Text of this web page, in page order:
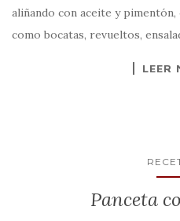
aliñando con aceite y
como bocatas, revueltos,
LEER
Panceta